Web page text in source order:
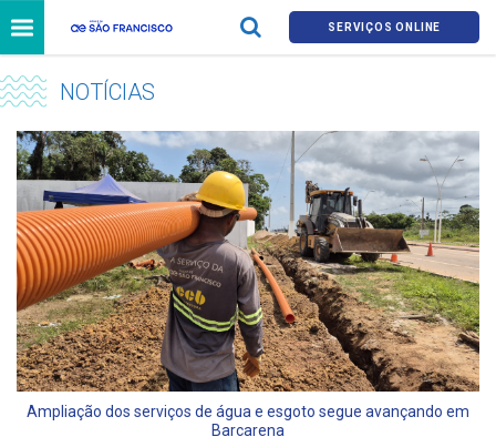
SERVIÇOS ONLINE
NOTÍCIAS
Ampliação dos serviços de água e esgoto segue avançando em
Barcarena